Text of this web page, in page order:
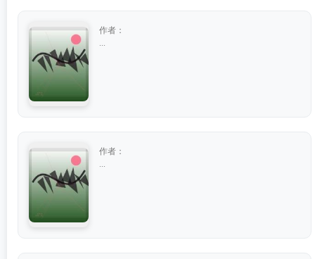
作者：
作者：